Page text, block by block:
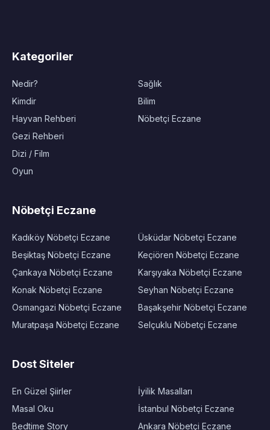
Kategoriler
Nedir?
Kimdir
Hayvan Rehberi
Gezi Rehberi
Dizi / Film
Oyun
Sağlık
Bilim
Nöbetçi Eczane
Nöbetçi Eczane
Kadıköy Nöbetçi Eczane
Beşiktaş Nöbetçi Eczane
Çankaya Nöbetçi Eczane
Konak Nöbetçi Eczane
Osmangazi Nöbetçi Eczane
Muratpaşa Nöbetçi Eczane
Üsküdar Nöbetçi Eczane
Keçiören Nöbetçi Eczane
Karşıyaka Nöbetçi Eczane
Seyhan Nöbetçi Eczane
Başakşehir Nöbetçi Eczane
Selçuklu Nöbetçi Eczane
Dost Siteler
En Güzel Şiirler
Masal Oku
Bedtime Story
İyilik Masalları
İstanbul Nöbetçi Eczane
Ankara Nöbetçi Eczane